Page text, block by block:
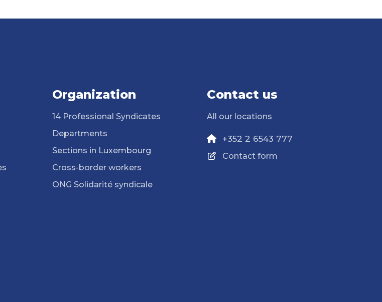
Organization
14 Professional Syndicates
Departments
Sections in Luxembourg
Cross-border workers
ONG Solidarité syndicale
Contact us
All our locations
+352 2 6543 777
Contact form